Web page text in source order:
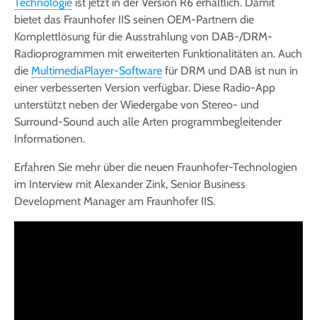
bietet das Fraunhofer IIS seinen OEM-Partnern die
Komplettlösung für die Ausstrahlung von DAB-/DRM-
Radioprogrammen mit erweiterten Funktionalitäten an. Auch
die MultimediaPlayer-Software für DRM und DAB ist nun in
einer verbesserten Version verfügbar. Diese Radio-App
unterstützt neben der Wiedergabe von Stereo- und
Surround-Sound auch alle Arten programmbegleitender
Informationen.
Erfahren Sie mehr über die neuen Fraunhofer-Technologien
im Interview mit Alexander Zink, Senior Business
Development Manager am Fraunhofer IIS.